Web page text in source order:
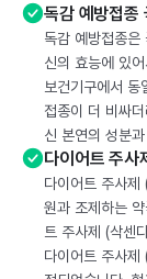
독감 예방접종
독감 예방접종은
신의 효능에 있
보건기구에서
접종이 더 비싸
신 본연의 성분
다이어트 주사
다이어트 주사제
원과 조제하는
트 주사제 (삭센
다이어트 주사